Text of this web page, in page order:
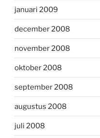
januari 2009
december 2008
november 2008
oktober 2008
september 2008
augustus 2008
juli 2008